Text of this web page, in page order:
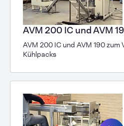
AVM 200 IC und AVM
AVM 200 IC und AVM 190 zum
Kühlpacks